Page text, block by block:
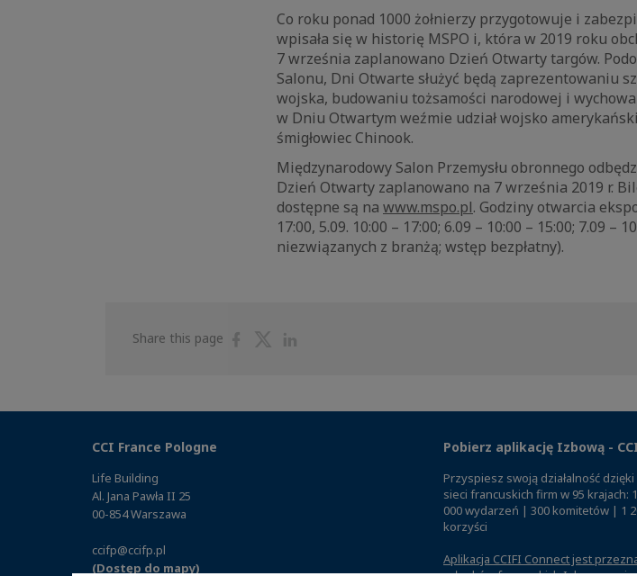
Co roku ponad 1000 żołnierzy przygotowuje i
wpisała się w historię MSPO i, która w 2019 roku
7 września zaplanowano Dzień Otwarty targów.
Salonu, Dni Otwarte służyć będą zaprezentowaniu
wojska, budowaniu tożsamości narodowej i
w Dniu Otwartym weźmie udział wojsko
śmigłowiec Chinook.
Międzynarodowy Salon Przemysłu obronnego
Dzień Otwarty zaplanowano na 7 września 2019 r.
dostępne są na www.mspo.pl. Godziny otwarcia
17:00, 5.09. 10:00 – 17:00; 6.09 – 10:00 – 15:00; 7.09
niezwiązanych z branżą; wstęp bezpłatny).
Share this page
ShareShare
CCI France Pologne
Life Building
Al. Jana Pawła II 25
00-854 Warszawa
ccifp@ccifp.pl
(Dostęp do mapy)
Pobierz aplikację Izbową -
Przyspiesz swoją działalność
sieci francuskich firm w 95 krajach:
000 wydarzeń | 300 komitetów | 1
korzyści
Aplikacja CCIFI Connect jest